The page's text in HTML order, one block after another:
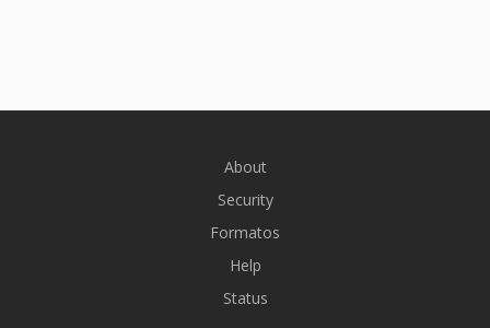
About
Security
Formatos
Help
Status